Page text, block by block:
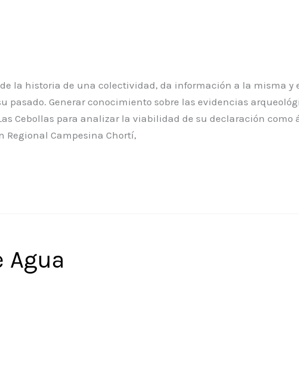
la historia de una colectividad, da información a la misma y
pasado. Generar conocimiento sobre las evidencias
Cebollas para analizar la viabilidad de su declaración como
Regional Campesina Chortí,
Agua